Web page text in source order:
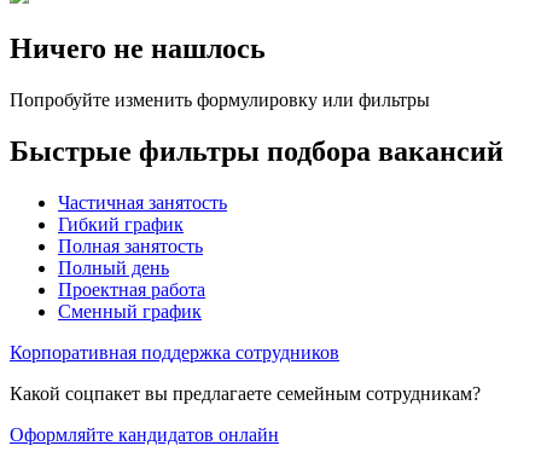
Ничего не нашлось
Попробуйте изменить формулировку или фильтры
Быстрые фильтры подбора вакансий
Частичная занятость
Гибкий график
Полная занятость
Полный день
Проектная работа
Сменный график
Корпоративная поддержка сотрудников
Какой соцпакет вы предлагаете семейным сотрудникам?
Оформляйте кандидатов онлайн